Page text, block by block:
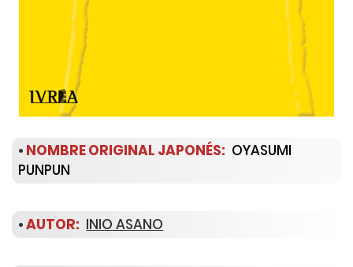
• NOMBRE ORIGINAL JAPONÉS: OYASUMI
PUNPUN
•AUTOR: INIO ASANO